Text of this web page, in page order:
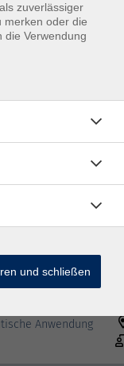
&
Anwendung
zuverlässiger
merken oder die
die Verwendung
und schließen